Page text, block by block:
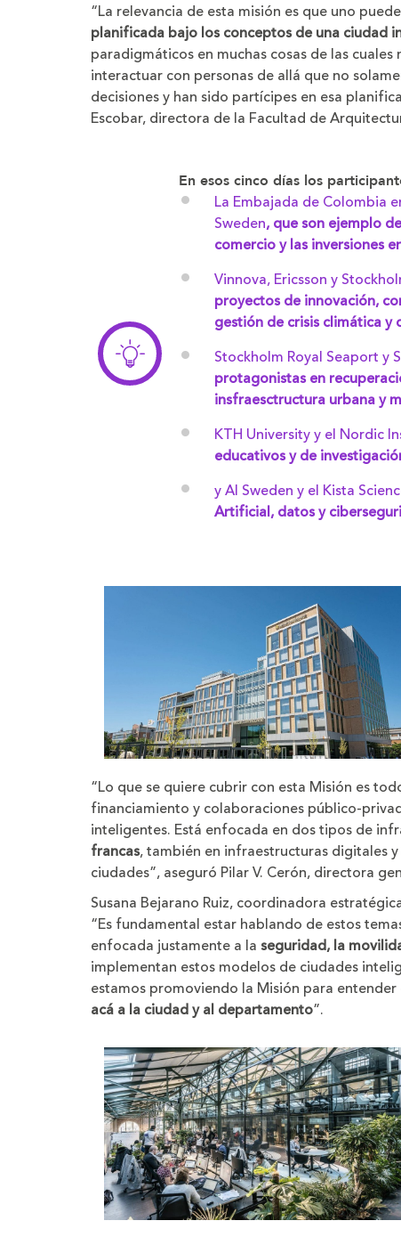
“La relevancia de esta misión es que uno puede
planificada bajo los conceptos de una ciudad
paradigmáticos en muchas cosas de las
interactuar con personas de allá que no
decisiones y han sido partícipes en esa
Escobar, directora de la Facultad de
En esos cinco días los
La Embajada de Colombia
Sweden, que son ejemplo
comercio y las inversiones
Vinnova, Ericsson y
proyectos de innovación,
gestión de crisis climática y
Stockholm Royal Seaport y
protagonistas en
insfraesctructura urbana y
KTH University y el Nordic
educativos y de
y AI Sweden y el Kista
Artificial, datos y
“Lo que se quiere cubrir con esta Misión es
financiamiento y colaboraciones público-
inteligentes. Está enfocada en dos tipos de
francas, también en infraestructuras digitales
ciudades”, aseguró Pilar V. Cerón, directora
Susana Bejarano Ruiz, coordinadora
“Es fundamental estar hablando de estos
enfocada justamente a la seguridad, la
implementan estos modelos de ciudades
estamos promoviendo la Misión para
acá a la ciudady al departamento”.